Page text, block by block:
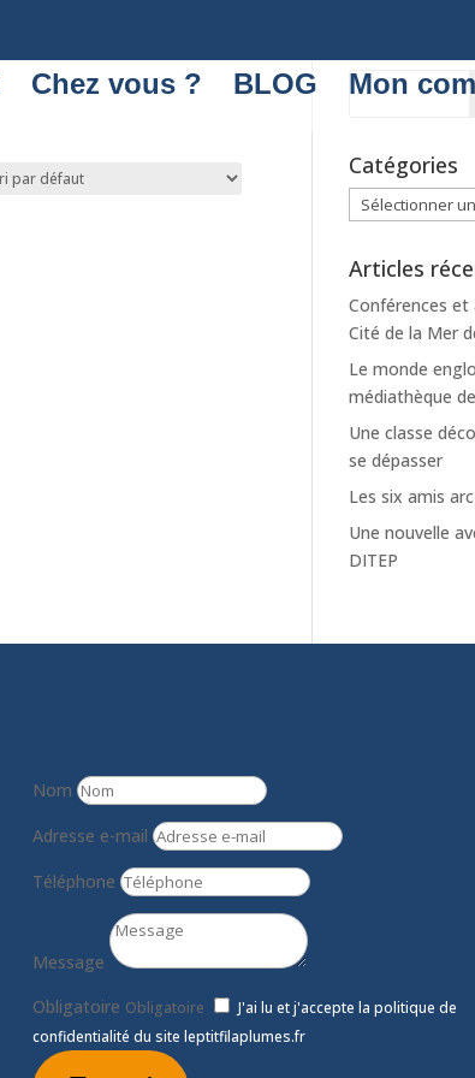
Chez vous ? BLOG Mon
Catégories
Catégories
Articles
Conférences et
Cité de la Mer
Le monde
médiathèque
Une classe
se dépasser
Les six amis
Une nouvelle
DITEP
Nom
Adresse e-mail
Téléphone
Message
Obligatoire Obligatoire
J'ai lu et j'accepte la politique de
confidentialité du site leptitfilaplumes.fr